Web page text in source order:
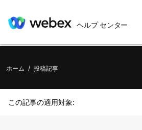
ヘルプ センター
ホーム / 投稿記事
この記事の適用対象: